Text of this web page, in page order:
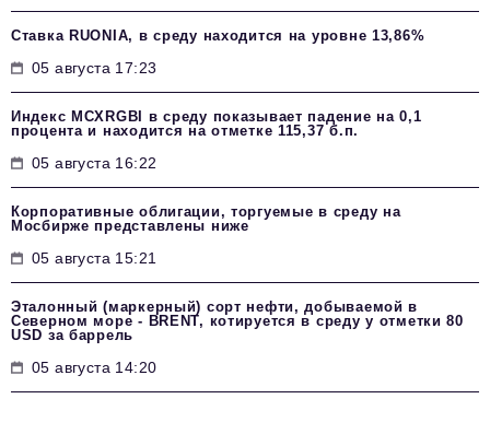
Ставка RUONIA, в среду находится на уровне 13,86%
05 августа 17:23
Индекс MCXRGBI в среду показывает падение на 0,1
процента и находится на отметке 115,37 б.п.
05 августа 16:22
Корпоративные облигации, торгуемые в среду на
Мосбирже представлены ниже
05 августа 15:21
Эталонный (маркерный) сорт нефти, добываемой в
Северном море - BRENT, котируется в среду у отметки 80
USD за баррель
05 августа 14:20